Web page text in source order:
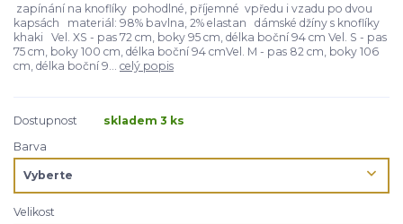
zapínání na knoflíky pohodlné, příjemné vpředu i vzadu po dvou
kapsách materiál: 98% bavlna, 2% elastan dámské džíny s knoflíky
khaki Vel. XS - pas 72 cm, boky 95 cm, délka boční 94 cm Vel. S - pas
75 cm, boky 100 cm, délka boční 94 cmVel. M - pas 82 cm, boky 106
cm, délka boční 9... celý popis
Dostupnost
skladem 3 ks
Barva
Velikost